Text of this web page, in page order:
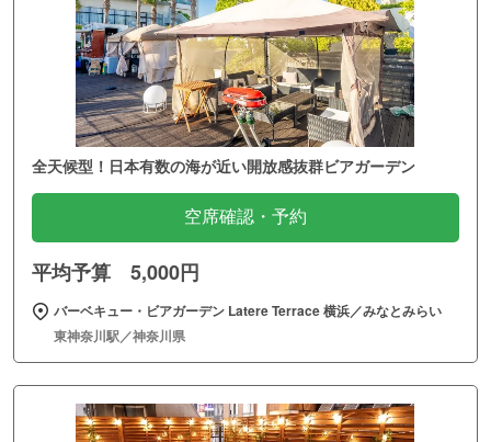
全天候型！日本有数の海が近い開放感抜群ビアガーデン
空席確認・予約
平均予算 5,000円
バーベキュー・ビアガーデン Latere Terrace 横浜／みなとみらい
東神奈川駅／神奈川県